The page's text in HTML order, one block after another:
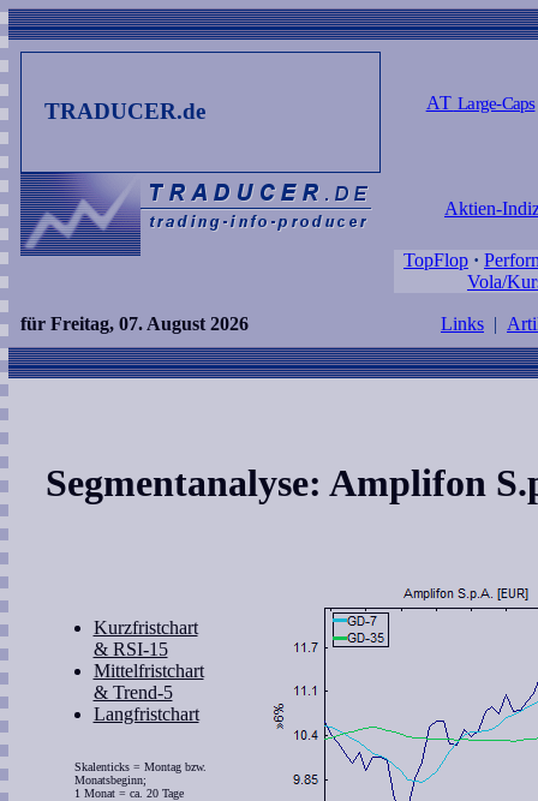
TRADUCER.de AT Large-Caps
Aktien-
TopFlop ·
Vola/
für Freitag, 07. August 2026 Links |
Segmentanalyse: Amplifon
Kurzfristchart
& RSI-15
Mittelfristchart
& Trend-5
Langfristchart
Skalenticks = Montag bzw.
Monatsbeginn;
1 Monat = ca. 20 Tage